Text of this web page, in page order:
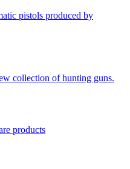
pistols produced by
collection of hunting guns.
products